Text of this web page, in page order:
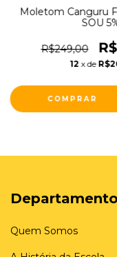
Moletom Canguru
SOU
R$249,00
12 x de
COMPRAR
Quem Somos